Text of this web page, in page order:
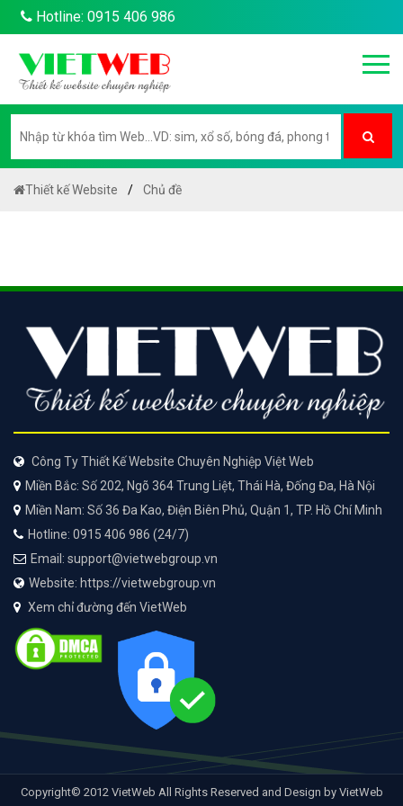
Hotline: 0915 406 986
Thiết kế Website Chủ đề
Công Ty Thiết Kế Website Chuyên Nghiệp Việt Web
Miền Bắc: Số 202, Ngõ 364 Trung Liệt, Thái Hà, Đống Đa, Hà Nội
Miền Nam: Số 36 Đa Kao, Điện Biên Phủ, Quận 1, TP. Hồ Chí Minh
Hotline: 0915 406 986 (24/7)
Email: support@vietwebgroup.vn
Website: https://vietwebgroup.vn
Xem chỉ đường đến VietWeb
Copyright© 2012 VietWeb All Rights Reserved and Design by VietWeb